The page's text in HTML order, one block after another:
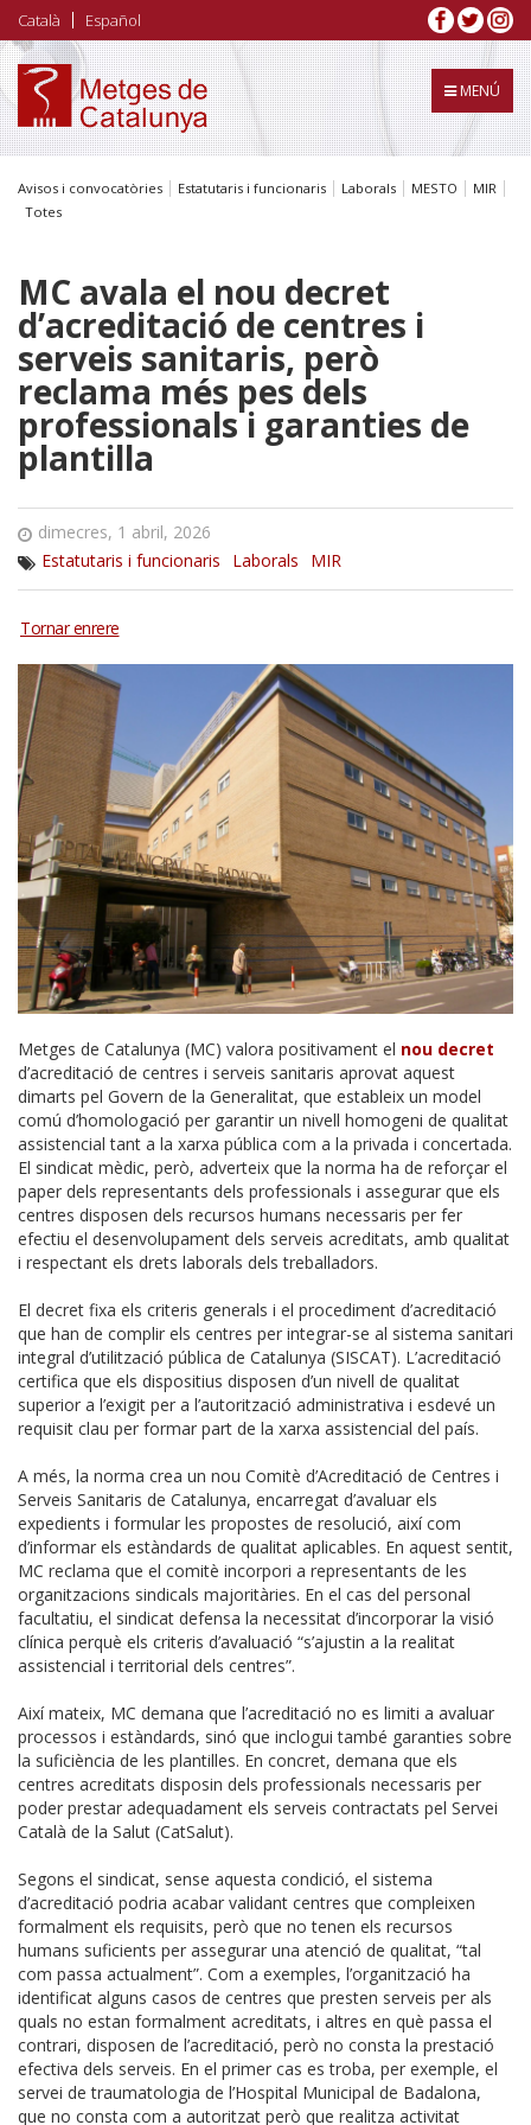
Vés
al
contingut
Català Español
MENÚ
Avisos i convocatòries Estatutaris i funcionaris Laborals MESTO
MIR
Totes
MC avala el nou decret
d’acreditació de centres i
serveis sanitaris, però
reclama més pes dels
professionals i garanties de
plantilla
dimecres, 1 abril, 2026
Estatutaris i funcionaris
Laborals MIR
Metges de Catalunya (MC) valora positivament el nou decret
d’acreditació de centres i serveis sanitaris aprovat aquest
dimarts pel Govern de la Generalitat, que estableix un model
comú d’homologació per garantir un nivell homogeni de qualitat
assistencial tant a la xarxa pública com a la privada i concertada.
El sindicat mèdic, però, adverteix que la norma ha de reforçar el
paper dels representants dels professionals i assegurar que els
centres disposen dels recursos humans necessaris per fer
efectiu el desenvolupament dels serveis acreditats, amb qualitat
i respectant els drets laborals dels treballadors.
El decret fixa els criteris generals i el procediment d’acreditació
que han de complir els centres per integrar-se al sistema sanitari
integral d’utilització pública de Catalunya (SISCAT). L’acreditació
certifica que els dispositius disposen d’un nivell de qualitat
superior a l’exigit per a l’autorització administrativa i esdevé un
requisit clau per formar part de la xarxa assistencial del país.
A més, la norma crea un nou Comitè d’Acreditació de Centres i
Serveis Sanitaris de Catalunya, encarregat d’avaluar els
expedients i formular les propostes de resolució, així com
d’informar els estàndards de qualitat aplicables. En aquest sentit,
MC reclama que el comitè incorpori a representants de les
organitzacions sindicals majoritàries. En el cas del personal
facultatiu, el sindicat defensa la necessitat d’incorporar la visió
clínica perquè els criteris d’avaluació “s’ajustin a la realitat
assistencial i territorial dels centres”.
Així mateix, MC demana que l’acreditació no es limiti a avaluar
processos i estàndards, sinó que inclogui també garanties sobre
la suficiència de les plantilles. En concret, demana que els
centres acreditats disposin dels professionals necessaris per
poder prestar adequadament els serveis contractats pel Servei
Català de la Salut (CatSalut).
Segons el sindicat, sense aquesta condició, el sistema
d’acreditació podria acabar validant centres que compleixen
formalment els requisits, però que no tenen els recursos
humans suficients per assegurar una atenció de qualitat, “tal
com passa actualment”. Com a exemples, l’organització ha
identificat alguns casos de centres que presten serveis per als
quals no estan formalment acreditats, i altres en què passa el
contrari, disposen de l’acreditació, però no consta la prestació
efectiva dels serveis. En el primer cas es troba, per exemple, el
servei de traumatologia de l’Hospital Municipal de Badalona,
que no consta com a autoritzat però que realitza activitat